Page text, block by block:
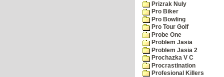
Prizrak Nuly
Pro Biker
Pro Bowling
Pro Tour Golf
Probe One
Problem Jasia
Problem Jasia 2
Prochazka V C
Procrastination
Profesional Killers